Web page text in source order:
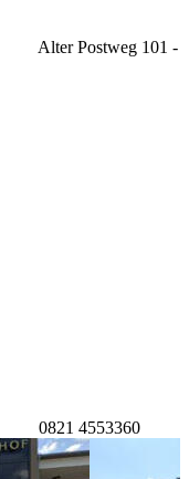
Alter Postweg 101 -
0821 4553360